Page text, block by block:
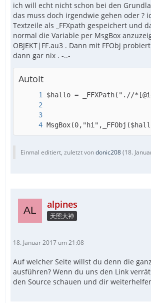
EndFunc
ich will echt nicht schon bei den
das muss doch irgendwie gehen oder ?
Textzeile als _FFXpath gespeichert und
normal die Variable per MsgBox
OBJEKT|FF.au3 . Dann mit FFObj
dann gar nix . -..-
AutoIt
Einmal editiert, zuletzt vondonic208(18.
alpines
天照大神
18. Januar 2017 um 21:08
Auf welcher Seite willst du denn die
ausführen? Wenn du uns den Link
den Source schauen und dir